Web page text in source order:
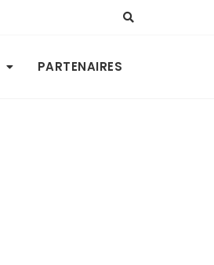
PARTENAIRES